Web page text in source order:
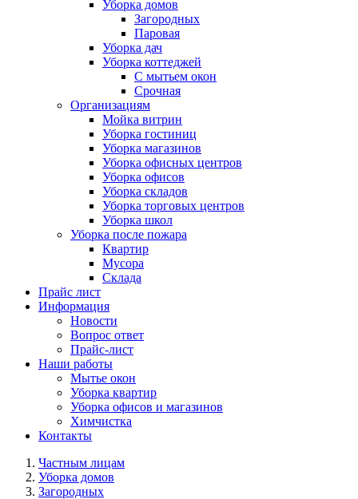
Уборка домов
Загородных
Паровая
Уборка дач
Уборка коттеджей
С мытьем окон
Срочная
Организациям
Мойка витрин
Уборка гостиниц
Уборка магазинов
Уборка офисных центров
Уборка офисов
Уборка складов
Уборка торговых центров
Уборка школ
Уборка после пожара
Квартир
Мусора
Склада
Прайс лист
Информация
Новости
Вопрос ответ
Прайс-лист
Наши работы
Мытье окон
Уборка квартир
Уборка офисов и магазинов
Химчистка
Контакты
Частным лицам
Уборка домов
Загородных